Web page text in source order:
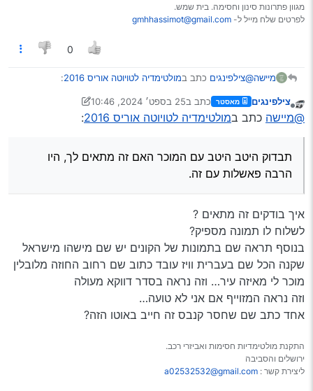
מגוון פתרונות סינון וחסימה. בית שמש.
לפרטים שלח מייל ל- gmhhassimot@gmail.com
0
מיישה@צילפינגים כתב במולטימדיה לטויוטה אוריס 2016 :
שלום וברכה
@מיישה @מוטי-ברנד
יש"כ עצום על הפעילות הענפה
https://s.click.aliexpress.com/e/_Deu9WS5
תבדוק היטב היטב עם המוכר האם זה מתאים לך, היו הרבה
פאשלות עם זה.
צילפינגים מאסטר כתב ב25 בספט׳ 2024, 10:46
נערך לאחרונה על ידי יעקב מ. פינס
@מיישה כתב במולטימדיה לטויוטה אוריס 2016 :
תבדוק היטב היטב עם המוכר האם זה מתאים לך, היו
הרבה פאשלות עם זה.
איך בודקים זה מתאים ?
לשלוח לו תמונה מספיק?
בנוסף תראה שם בתמונות של הקונים יש שם מישהו מישראל
שקנה הכל שם בעברית וויז עובד כתוב שם רחוב החוזה מלובלין
מוכר לי מאיזה עיר… וזה נראה בסדר דווקא מעולה
וזה נראה המזוייף אם אני לא טועה…
אחד כתב שם שחסר קנבס זה חייב באוטו הזה?
התקנת מולטימדיות חסימות ואביזרי רכב.
ירושלים והסביבה
ליצירת קשר : a02532532@gmail.com